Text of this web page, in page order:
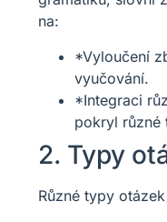
na:
*Vyloučení
vyučování.
*Integraci
pokryl různé
2. Typy
Různé typy